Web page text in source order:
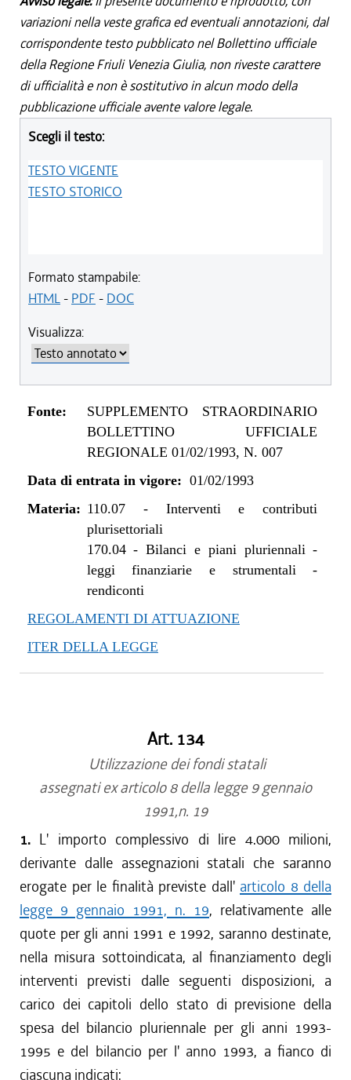
variazioni nella veste grafica ed eventuali annotazioni, dal
corrispondente testo pubblicato nel Bollettino ufficiale
della Regione Friuli Venezia Giulia, non riveste carattere
di ufficialità e non è sostitutivo in alcun modo della
pubblicazione ufficiale avente valore legale.
Scegli il testo:
TESTO VIGENTE
TESTO STORICO
Formato stampabile:
HTML- PDF - DOC
Visualizza:
Fonte:
SUPPLEMENTO STRAORDINARIO
BOLLETTINO UFFICIALE
REGIONALE 01/02/1993, N. 007
Data di entrata in vigore: 01/02/1993
Materia: 110.07- Interventi e contributi
plurisettoriali
170.04-Bilanci e piani pluriennali -
leggi finanziarie e strumentali -
rendiconti
REGOLAMENTI DI ATTUAZIONE
ITER DELLA LEGGE
Art. 134
Utilizzazione dei fondi statali
assegnati ex articolo 8 della legge 9 gennaio
1991,n. 19
1. L' importo complessivo di lire 4.000 milioni,
derivante dalle assegnazioni statali che saranno
erogate per le finalità previste dall' articolo 8 della
legge 9 gennaio 1991, n. 19, relativamente alle
quote per gli anni 1991 e 1992, saranno destinate,
nella misura sottoindicata, al finanziamento degli
interventi previsti dalle seguenti disposizioni, a
carico dei capitoli dello stato di previsione della
spesa del bilancio pluriennale per gli anni 1993-
1995 e del bilancio per l' anno 1993, a fianco di
ciascuna indicati: